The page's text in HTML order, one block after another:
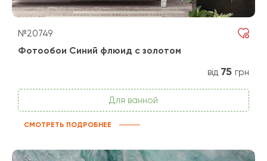
№20749
Фотообои Синий флюид с золотом
від 75 грн
Для ванной
СМОТРЕТЬ ПОДРОБНЕЕ